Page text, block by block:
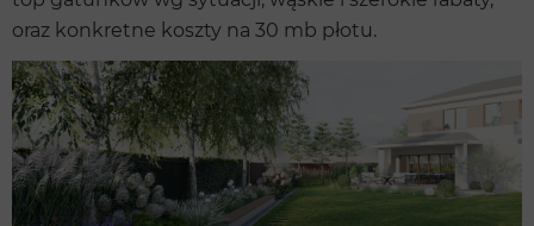
oraz konkretne koszty na 30 mb płotu.